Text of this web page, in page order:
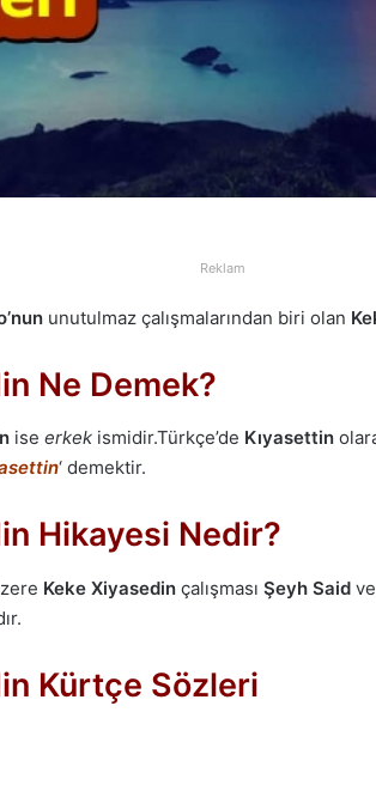
Reklam
unutulmaz çalışmalarından biri olan
Ne Demek?
ise erkek ismidir.Türkçe’de Kıyasettin
‘ demektir.
Hikayesi Nedir?
Keke Xiyasedin çalışması Şeyh Said
Kürtçe Sözleri